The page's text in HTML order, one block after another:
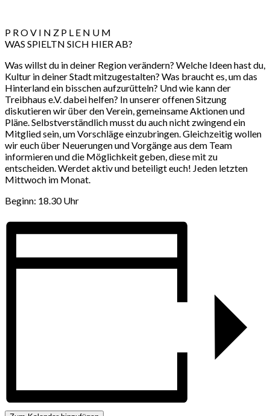
P R O V I N Z P L E N U M
WAS SPIELTN SICH HIER AB?
Was willst du in deiner Region verändern? Welche Ideen hast du,
Kultur in deiner Stadt mitzugestalten? Was braucht es, um das
Hinterland ein bisschen aufzurütteln? Und wie kann der
Treibhaus e.V. dabei helfen? In unserer offenen Sitzung
diskutieren wir über den Verein, gemeinsame Aktionen und
Pläne. Selbstverständlich musst du auch nicht zwingend ein
Mitglied sein, um Vorschläge einzubringen. Gleichzeitig wollen
wir euch über Neuerungen und Vorgänge aus dem Team
informieren und die Möglichkeit geben, diese mit zu
entscheiden. Werdet aktiv und beteiligt euch! Jeden letzten
Mittwoch im Monat.
Beginn: 18.30 Uhr